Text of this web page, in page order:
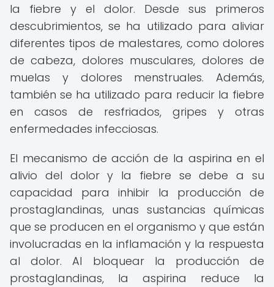
la fiebre y el dolor. Desde sus primeros
descubrimientos, se ha utilizado para aliviar
diferentes tipos de malestares, como dolores
de cabeza, dolores musculares, dolores de
muelas y dolores menstruales. Además,
también se ha utilizado para reducir la fiebre
en casos de resfriados, gripes y otras
enfermedades infecciosas.
El mecanismo de acción de la aspirina en el
alivio del dolor y la fiebre se debe a su
capacidad para inhibir la producción de
prostaglandinas, unas sustancias químicas
que se producen en el organismo y que están
involucradas en la inflamación y la respuesta
al dolor. Al bloquear la producción de
prostaglandinas, la aspirina reduce la